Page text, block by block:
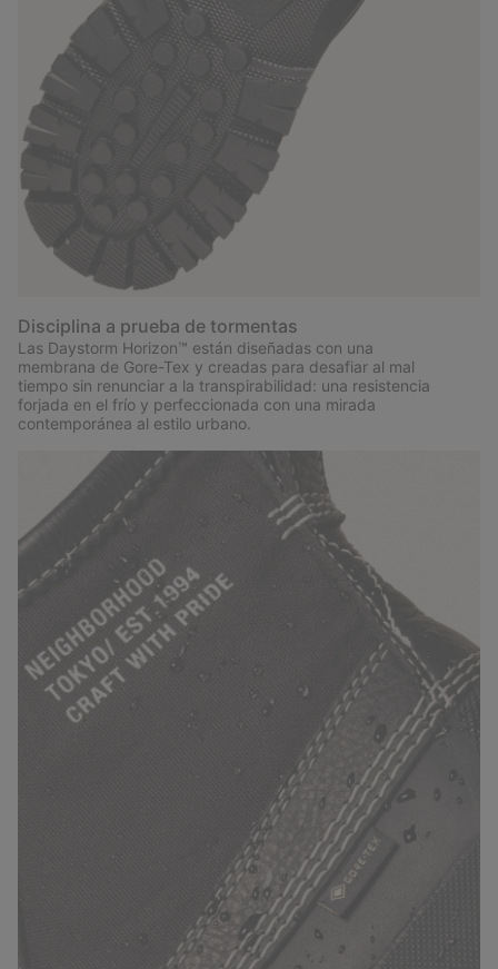
Disciplina a prueba de tormentas
Las Daystorm Horizon™ están diseñadas con una
membrana de Gore-Tex y creadas para desafiar al mal
tiempo sin renunciar a la transpirabilidad: una resistencia
forjada en el frío y perfeccionada con una mirada
contemporánea al estilo urbano.